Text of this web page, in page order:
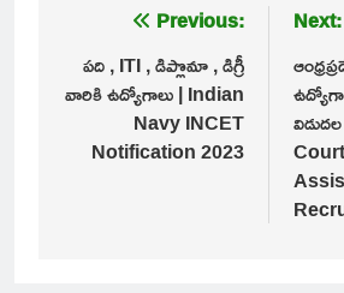
navigation
Previous:
పది , ITI , డిప్లొమా , డిగ్రీ
వారికి ఉద్యోగాలు | Indian
Navy INCET
Notification 2023
Next: